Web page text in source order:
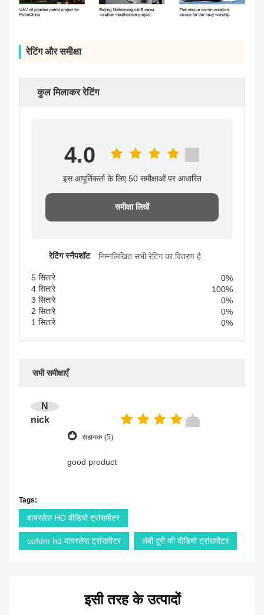
रेटिंग और समीक्षा
कुल मिलाकर रेटिंग
4.0
इस आपूर्तिकर्ता के लिए 50 समीक्षाओं पर आधारित
समीक्षा लिखें
रेटिंग स्नैपशॉट निम्नलिखित सभी रेटिंग का वितरण है
5 सितारे
0%
4 सितारे
100%
3 सितारे
0%
2 सितारे
0%
1 सितारे
0%
सभी समीक्षाएँ
N
nick
सहायक (5)
good product
Tags:
वायरलेस HD वीडियो ट्रांसमीटर
cofdm hd वायरलेस ट्रांसमीटर लंबी दूरी की वीडियो ट्रांसमीटर
इसी तरह के उत्पादों